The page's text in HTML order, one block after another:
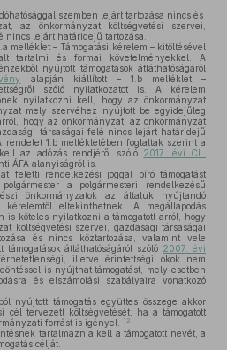
szemben lejárt tartozása nincs és
az önkormányzat költségvetési szervei,
nincs lejárt határidejű tartozása.
melléklet – Támogatási kérelem – kitöltésével
tartalmi és formai követelményekkel. A
nyújtott támogatások átláthatóságáról
alapján kiállított – 1.b melléklet –
szóló nyilatkozatot is. A kérelem
nyilatkozni kell, hogy az önkormányzat
mely szervéhez nyújtott be egyidejűleg
hogy az önkormányzat, az önkormányzat
társaságai felé nincs lejárt határidejű
rendelet 1.b mellékletében foglaltak szerint a
az adózás rendjéről szóló 2017. évi CL.
ÁFA alanyiságról is.
feletti rendelkezési joggal bíró támogatást
a polgármesteri rendelkezésű
önkormányzatok az általuk nyújtandó
eltekinthetnek. A megállapodás
is köteles nyilatkozni a támogatott arról, hogy
költségvetési szervei, gazdasági társaságai
és nincs köztartozása, valamint vele
átláthatóságáról szóló 2007. évi
illetve érintettségi okok nem
is nyújthat támogatást, mely esetben
és elszámolási szabályaira vonatkozó
nyújtott támogatás együttes összege akkor
cél tervezett költségvetését, ha a támogatott
forrást is igényel.
12
tartalmaznia kell a támogatott nevét, a
célját.